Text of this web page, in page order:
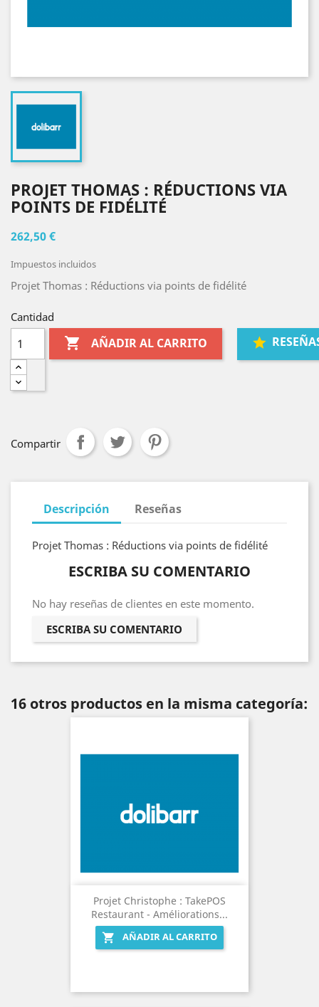
PROJET THOMAS : RÉDUCTIONS VIA
POINTS DE FIDÉLITÉ
262,50 €
Impuestos incluidos
Projet Thomas : Réductions via points de fidélité
Cantidad
 AÑADIR AL CARRITO
Compartir
Descripción Reseñas
Projet Thomas : Réductions via points de fidélité
ESCRIBA SU COMENTARIO
No hay reseñas de clientes en este momento.
ESCRIBA SU COMENTARIO
16 otros productos en la misma categoría:
Projet Christophe : TakePOS
Restaurant - Améliorations...

AÑADIR AL CARRITO